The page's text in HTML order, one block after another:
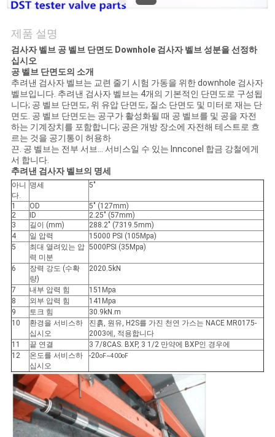
요
뉴
스
경
우
사
이
트
맵
PRIVACY
POLICY
제품 설명
검사자 벨브 공 벨브 단면도 Downhole 검사자 벨브 성분을 선정하
십시오
공 벨브 단면도의 소개
추려낸 검사자 벨브는 교련 줄기 시험 가동을 위한 downhole 검사자
벨브입니다. 추려낸 검사자 벨브는 4개의 기본적인 단면도로 구성됩
니다; 공 벨브 단면도, 위 유압 단면도, 질소 단면도 및 미터로 재는 단
면도. 공 벨브 단면도는 공구가 활성화될 때 공 벨브를 및 공을 자전
하는 기계장치를 포함합니다; 공은 개방 장소에 자전해 테스트로 흐
르는 것을 공기통이 허용하
끈. 공 벨브는 전부 서브… 서비스일 수 있는 Innconel 합금 강철에게
서 합니다.
추려낸 검사자 벨브의 명세
아니
다.
명세 5"
1 OD
5" (127mm)
2
ID
2.25" (57mm)
3
길이 (mm)
288.2" (7319.5mm)
4
일 압력
15000 PSI (105Mpa)
5
최대 열려있는 압
력 미분
5000PSI (35Mpa)
6
장력 강도 (수확
량)
2020.5kN
7 내부 압력 힘
151Mpa
8
외부 압력 힘
141Mpa
9
토크 힘
30.9kN.m
10
환경을 서비스하
십시오
진흙, 원유, H2S를 가진 천연 가스는 NACE MR0175-
2003에, 적용합니다
11
끝 연결
3 7/8CAS. BXP, 3 1/2 만약에 BXP인 경우에
12
온도를 서비스하
십시오
-20oF~400oF